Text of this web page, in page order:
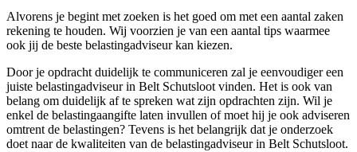
Alvorens je begint met zoeken is het goed om met een aantal zaken
rekening te houden. Wij voorzien je van een aantal tips waarmee
ook jij de beste belastingadviseur kan kiezen.
Door je opdracht duidelijk te communiceren zal je eenvoudiger een
juiste belastingadviseur in Belt Schutsloot vinden. Het is ook van
belang om duidelijk af te spreken wat zijn opdrachten zijn. Wil je
enkel de belastingaangifte laten invullen of moet hij je ook adviseren
omtrent de belastingen? Tevens is het belangrijk dat je onderzoek
doet naar de kwaliteiten van de belastingadviseur in Belt Schutsloot.